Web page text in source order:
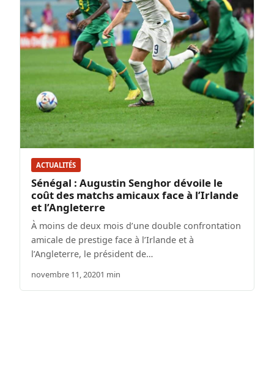
ACTUALITÉS
Sénégal : Augustin Senghor dévoile le
coût des matchs amicaux face à l’Irlande
et l’Angleterre
À moins de deux mois d’une double confrontation
amicale de prestige face à l’Irlande et à
l’Angleterre, le président de…
novembre 11, 20201 min